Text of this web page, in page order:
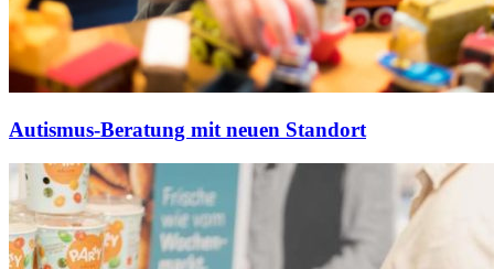
Autismus-Beratung mit neuen Standort